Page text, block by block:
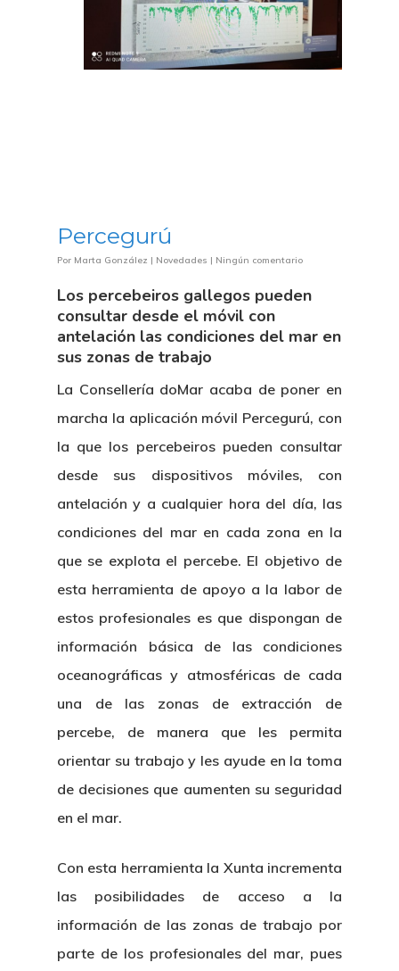
Percegurú
Por Marta González | Novedades | Ningún comentario
Los percebeiros gallegos pueden
consultar desde el móvil con
antelación las condiciones del mar en
sus zonas de trabajo
La Consellería doMar acaba de poner en
marcha la aplicación móvil Percegurú, con
la que los percebeiros pueden consultar
desde sus dispositivos móviles, con
antelación y a cualquier hora del día, las
condiciones del mar en cada zona en la
que se explota el percebe. El objetivo de
esta herramienta de apoyo a la labor de
estos profesionales es que dispongan de
información básica de las condiciones
oceanográficas y atmosféricas de cada
una de las zonas de extracción de
percebe, de manera que les permita
orientar su trabajo y les ayude en la toma
de decisiones que aumenten su seguridad
en el mar.
Con esta herramienta la Xunta incrementa
las posibilidades de acceso a la
información de las zonas de trabajo por
parte de los profesionales del mar, pues